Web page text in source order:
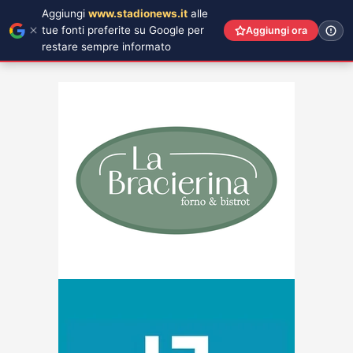
Aggiungi www.stadionews.it alle
tue fonti preferite su Google per
restare sempre informato
Aggiungi ora